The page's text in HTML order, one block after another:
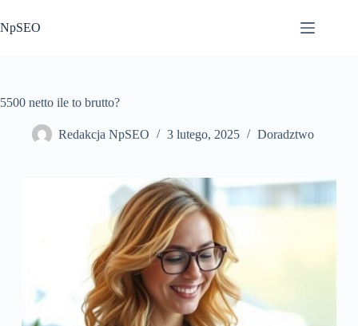
do
treści
NpSEO
5500 netto ile to brutto?
Redakcja NpSEO 3 lutego, 2025 Doradztwo